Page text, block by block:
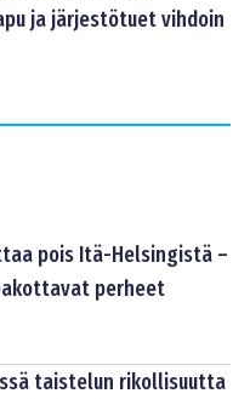
ja järjestötuet vihdoin
pois Itä-Helsingistä –
perheet
taistelun rikollisuutta